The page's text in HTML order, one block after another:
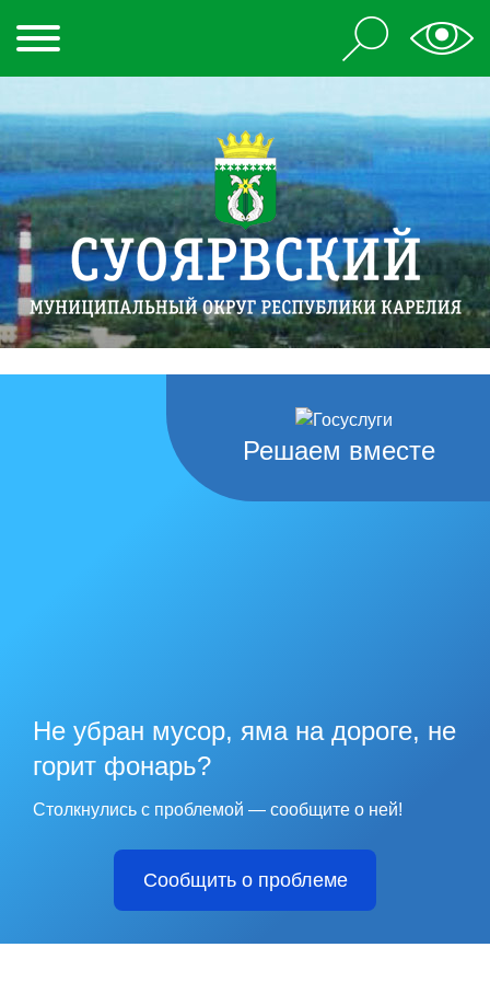
Решаем вместе
Не убран мусор, яма на дороге, не
горит фонарь?
Столкнулись с проблемой — сообщите о ней!
Сообщить о проблеме